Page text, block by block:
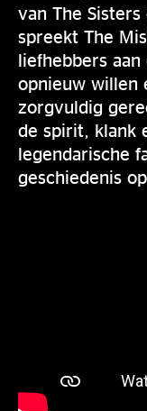
van The
spreekt The
liefhebbers
opnieuw willen
zorgvuldig
de spirit, klank
legendarische
geschiedenis